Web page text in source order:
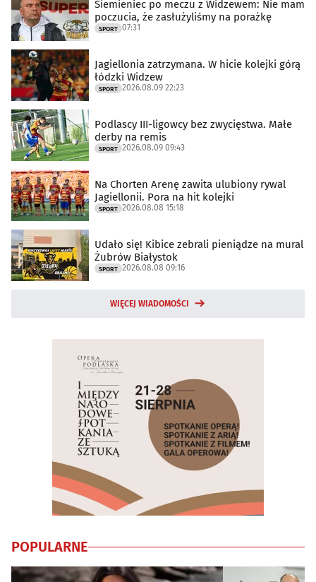
Siemieniec po meczu z Widzewem: Nie mam
poczucia, że zasłużyliśmy na porażkę
SPORT 07:31
Jagiellonia zatrzymana. W hicie kolejki górą
łódzki Widzew
SPORT 2026.08.09 22:23
Podlascy III-ligowcy bez zwycięstwa. Małe
derby na remis
SPORT 2026.08.09 09:43
Na Chorten Arenę zawita ulubiony rywal
Jagiellonii. Pora na hit kolejki
SPORT 2026.08.08 15:18
Udało się! Kibice zebrali pieniądze na mural
Żubrów Białystok
SPORT 2026.08.08 09:16
WIĘCEJ WIADOMOŚCI
POPULARNE